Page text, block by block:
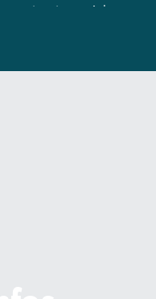
et son riche